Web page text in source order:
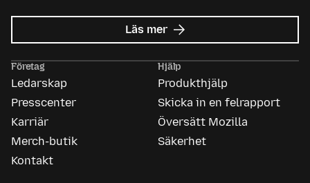
Läs mer om
Mozilla
Företag
Ledarskap
Presscenter
Karriär
Merch-butik
Kontakt
Hjälp
Produkthjälp
Skicka in en felrapport
Översätt Mozilla
Säkerhet